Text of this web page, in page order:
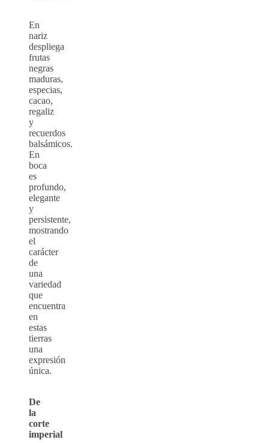
En
nariz
despliega
frutas
negras
maduras,
especias,
cacao,
regaliz
y
recuerdos
balsámicos.
En
boca
es
profundo,
elegante
y
persistente,
mostrando
el
carácter
de
una
variedad
que
encuentra
en
estas
tierras
una
expresión
única.
De
la
corte
imperial